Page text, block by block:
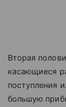
Вторая
касающиеся
поступления
большую